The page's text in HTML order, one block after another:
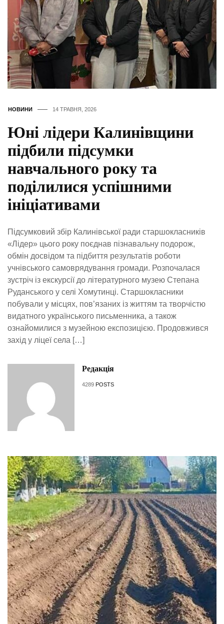
НОВИНИ 14 ТРАВНЯ, 2026
Юні лідери Калинівщини
підбили підсумки
навчального року та
поділилися успішними
ініціативами
Підсумковий збір Калинівської ради старшокласників
«Лідер» цього року поєднав пізнавальну подорож,
обмін досвідом та підбиття результатів роботи
учнівського самоврядування громади. Розпочалася
зустріч із екскурсії до літературного музею Степана
Руданського у селі Хомутинці. Старшокласники
побували у місцях, пов’язаних із життям та творчістю
видатного українського письменника, а також
ознайомилися з музейною експозицією. Продовжився
захід у ліцеї села […]
Редакція
4289 POSTS